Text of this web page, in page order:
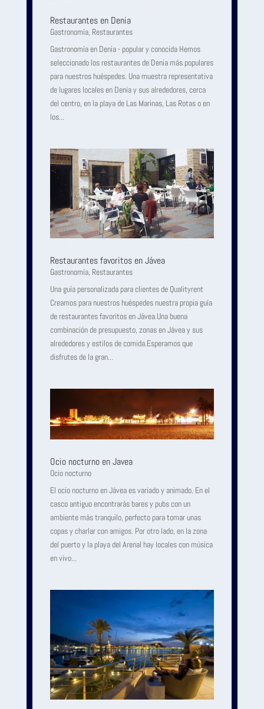
Restaurantes en Denia
Gastronomía, Restaurantes
Gastronomía en Denia - popular y conocida Hemos
seleccionado los restaurantes de Denia más populares
para nuestros huéspedes. Una muestra representativa
de lugares locales en Denia y sus alrededores, cerca
del centro, en la playa de Las Marinas, Las Rotas o en
los...
Restaurantes favoritos en Jávea
Gastronomía, Restaurantes
Una guía personalizada para clientes de Qualityrent
Creamos para nuestros huéspedes nuestra propia guía
de restaurantes favoritos en Jávea.Una buena
combinación de presupuesto, zonas en Jávea y sus
alrededores y estilos de comida.Esperamos que
disfrutes de la gran...
Ocio nocturno en Javea
Ocio nocturno
El ocio nocturno en Jávea es variado y animado. En el
casco antiguo encontrarás bares y pubs con un
ambiente más tranquilo, perfecto para tomar unas
copas y charlar con amigos. Por otro lado, en la zona
del puerto y la playa del Arenal hay locales con música
en vivo...